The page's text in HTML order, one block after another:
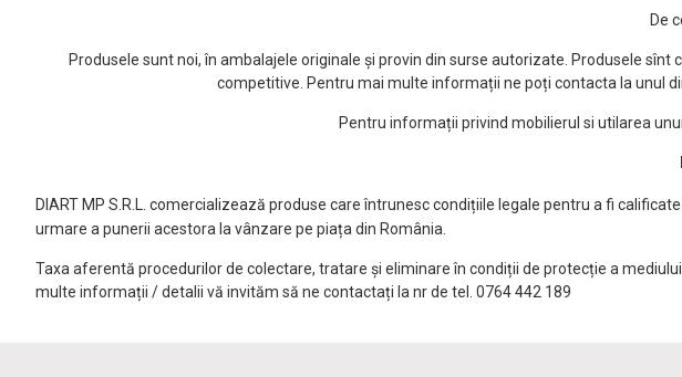
De
Produsele sunt noi, în ambalajele originale și provin din surse autorizate. Produsele
competitive. Pentru mai multe informații ne poți contacta la unul
Pentru informații privind mobilierul si utilarea
DIART MP S.R.L. comercializează produse care întrunesc condițiile legale pentru a fi
urmare a punerii acestora la vânzare pe piața din România.
Taxa aferentă procedurilor de colectare, tratare și eliminare în condiții de protecție a
multe informații / detalii vă invităm să ne contactați la nr de tel. 0764 442 189